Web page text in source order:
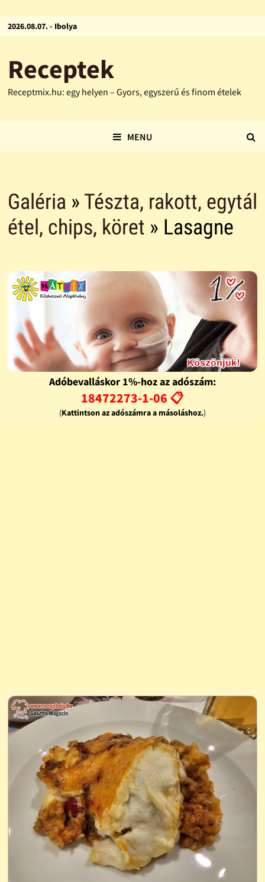
2026.08.07. - Ibolya
Receptek
Receptmix.hu: egy helyen – Gyors, egyszerű és finom ételek
MENU
Galéria » Tészta, rakott, egytál
étel, chips, köret » Lasagne
Adóbevalláskor 1%-hoz az adószám:
18472273-1-06 📋
(Kattintson az adószámra a másoláshoz.)